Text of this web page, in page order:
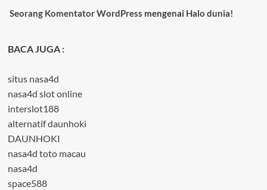
Seorang Komentator WordPress mengenai Halo dunia!
BACA JUGA :
situs nasa4d
nasa4d slot online
interslot188
alternatif daunhoki
DAUNHOKI
nasa4d toto macau
nasa4d
space588